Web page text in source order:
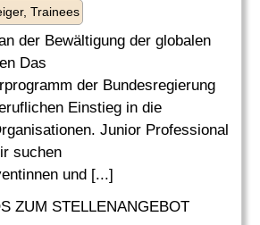
Trainees
der Bewältigung der globalen
Das
der Bundesregierung
Einstieg in die
Junior Professional
suchen
und [...]
ZUM STELLENANGEBOT